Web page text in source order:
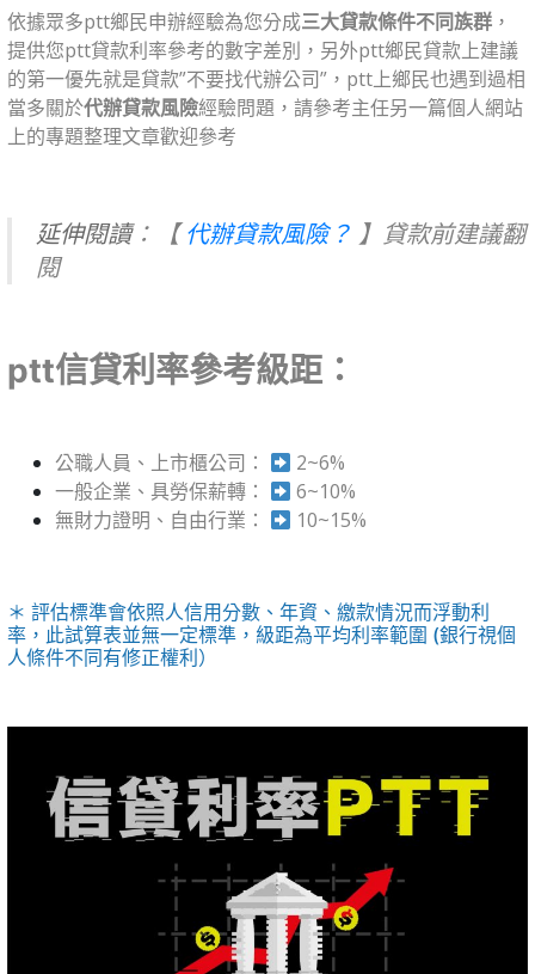
依據眾多ptt鄉民申辦經驗為您分成三大貸款條件不同族群 ，
提供您ptt貸款利率參考的數字差別， 另外ptt鄉民貸款上建議
的第一優先就是貸款”不要找代辦公司” ，ptt上鄉民也遇到過相
當多關於代辦貸款風險經驗問題，請參考主任另一篇個人網站
上的專題整理文章歡迎參考
延伸閱讀： 【代辦貸款風險？ 】貸款前建議翻
閱
ptt信貸利率參考級距：
公職人員、上市櫃公司：
2~6%
一般企業、具勞保薪轉：
6~10%
無財力證明、自由行業：
10~15%
＊ 評估標準會依照人信用分數、年資、繳款情況而浮動利
率，此試算表並無一定標準，級距為平均利率範圍 (銀行視個
人條件不同有修正權利）